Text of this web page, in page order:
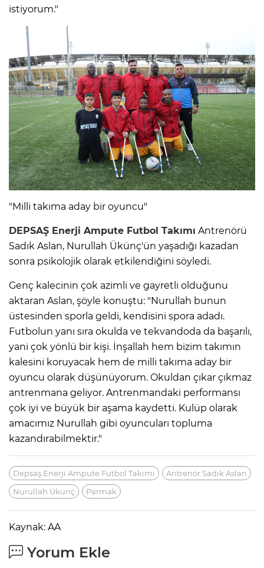
istiyorum."
"Milli takıma aday bir oyuncu"
DEPSAŞ Enerji Ampute Futbol Takımı Antrenörü
Sadık Aslan, Nurullah Ükünç'ün yaşadığı kazadan
sonra psikolojik olarak etkilendiğini söyledi.
Genç kalecinin çok azimli ve gayretli olduğunu
aktaran Aslan, şöyle konuştu: "Nurullah bunun
üstesinden sporla geldi, kendisini spora adadı.
Futbolun yanı sıra okulda ve tekvandoda da başarılı,
yani çok yönlü bir kişi. İnşallah hem bizim takımın
kalesini koruyacak hem de milli takıma aday bir
oyuncu olarak düşünüyorum. Okuldan çıkar çıkmaz
antrenmana geliyor. Antrenmandaki performansı
çok iyi ve büyük bir aşama kaydetti. Kulüp olarak
amacımız Nurullah gibi oyuncuları topluma
kazandırabilmektir."
Depsaş Enerji Ampute Futbol Takımı
Antrenör Sadık Aslan
Nurullah Ükünç
Parmak
Kaynak: AA
Yorum Ekle